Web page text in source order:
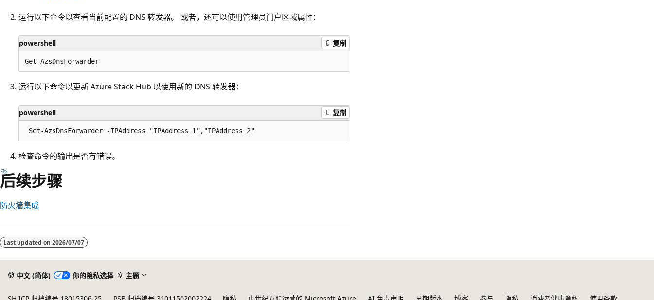
运行以下命令以查看当前配置的 DNS 转发器。 或者，还可以使用管理员门户区域属性：
powershell 复制
运行以下命令以更新 Azure Stack Hub 以使用新的 DNS 转发器：
powershell 复制
检查命令的输出是否有错误。
后续步骤
防火墙集成
模
式
Last updated on 2026/07/07
中文 (简体) 你的隐私选择 主题